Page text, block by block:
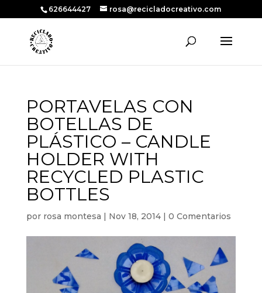
626644427 rosa@recicladocreativo.com
PORTAVELAS CON
BOTELLAS DE
PLÁSTICO – CANDLE
HOLDER WITH
RECYCLED PLASTIC
BOTTLES
por rosa montesa | Nov 18, 2014| 0 Comentarios